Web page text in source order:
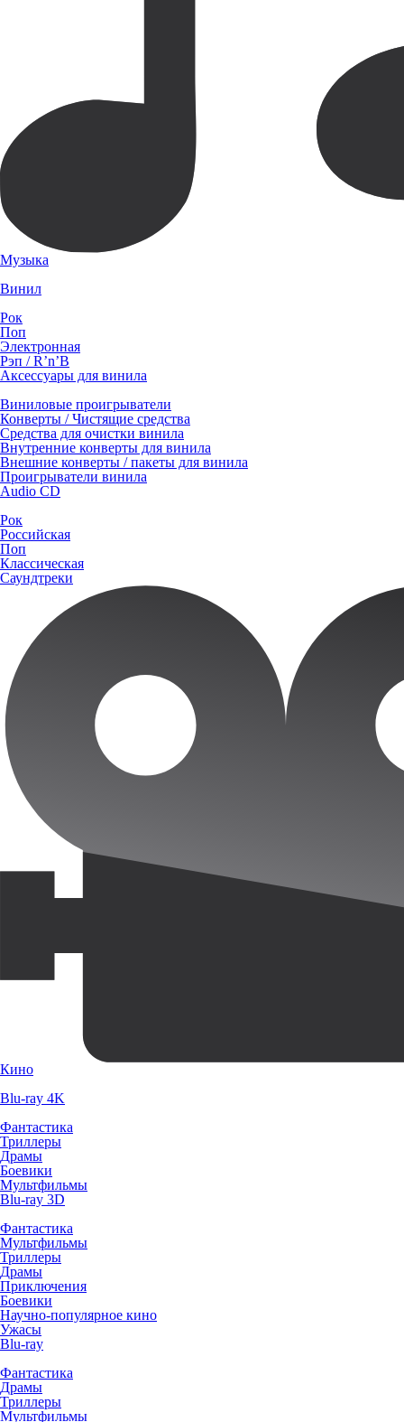
Музыка
Винил
Рок
Поп
Электронная
Рэп / R’n’B
Аксессуары для винила
Виниловые проигрыватели
Конверты / Чистящие средства
Средства для очистки винила
Внутренние конверты для винила
Внешние конверты / пакеты для винила
Проигрыватели винила
Audio CD
Рок
Российская
Поп
Классическая
Саундтреки
Кино
Blu-ray 4K
Фантастика
Триллеры
Драмы
Боевики
Мультфильмы
Blu-ray 3D
Фантастика
Мультфильмы
Триллеры
Драмы
Приключения
Боевики
Научно-популярное кино
Ужасы
Blu-ray
Фантастика
Драмы
Триллеры
Мультфильмы